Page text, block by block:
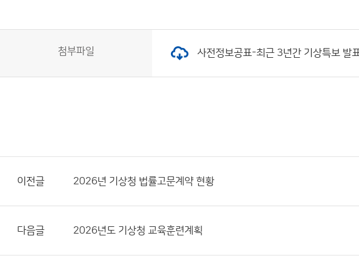
첨부파일 사전정보공표-최근 3년간 기상특보
이전글 2026년 기상청 법률고문계약 현황
다음글 2026년도 기상청 교육훈련계획